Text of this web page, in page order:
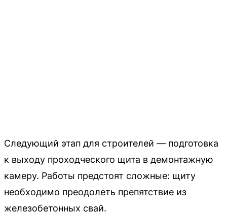
Следующий этап для строителей — подготовка
к выходу проходческого щита в демонтажную
камеру. Работы предстоят сложные: щиту
необходимо преодолеть препятствие из
железобетонных свай.